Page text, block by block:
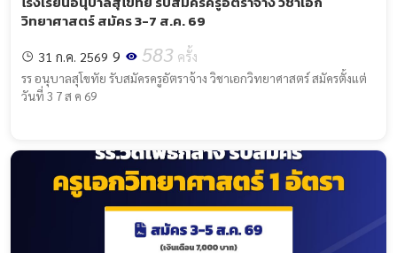
วิทยาศาสตร์ สมัคร 3-7 ส.ค. 69
31 ก.ค. 2569 9 583 ครั้ง
รร อนุบาลสุโขทัย รับสมัครครูอัตราจ้าง วิชาเอกวิทยาศาสตร์ สมัครตั้งแต่
วันที่ 3 7 ส ค 69